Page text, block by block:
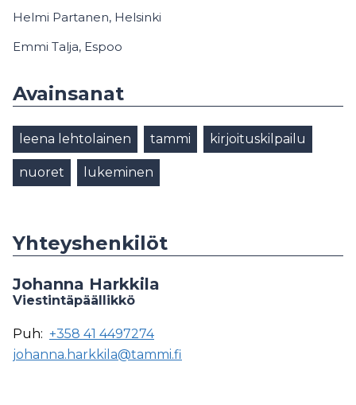
Helmi Partanen, Helsinki
Emmi Talja, Espoo
Avainsanat
leena lehtolainen tammi kirjoituskilpailu
nuoret lukeminen
Yhteyshenkilöt
Johanna Harkkila
Viestintäpäällikkö
Puh: +358 41 4497274
johanna.harkkila@tammi.fi